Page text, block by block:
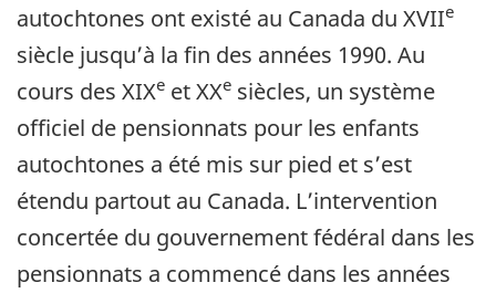
autochtones ont existé au Canada du XVIIe
siècle jusqu’à la fin des années 1990. Au
cours des XIXe et XXe siècles, un système
officiel de pensionnats pour les enfants
autochtones a été mis sur pied et s’est
étendu partout au Canada. L’intervention
concertée du gouvernement fédéral dans les
pensionnats a commencé dans les années